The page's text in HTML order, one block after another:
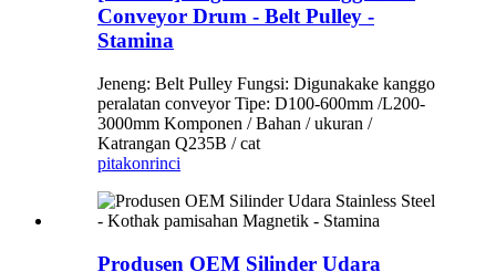
Conveyor Drum - Belt Pulley -
Stamina
Jeneng: Belt Pulley Fungsi: Digunakake kanggo
peralatan conveyor Tipe: D100-600mm /L200-
3000mm Komponen / Bahan / ukuran /
Katrangan Q235B / cat
pitakonrinci
Produsen OEM Silinder Udara